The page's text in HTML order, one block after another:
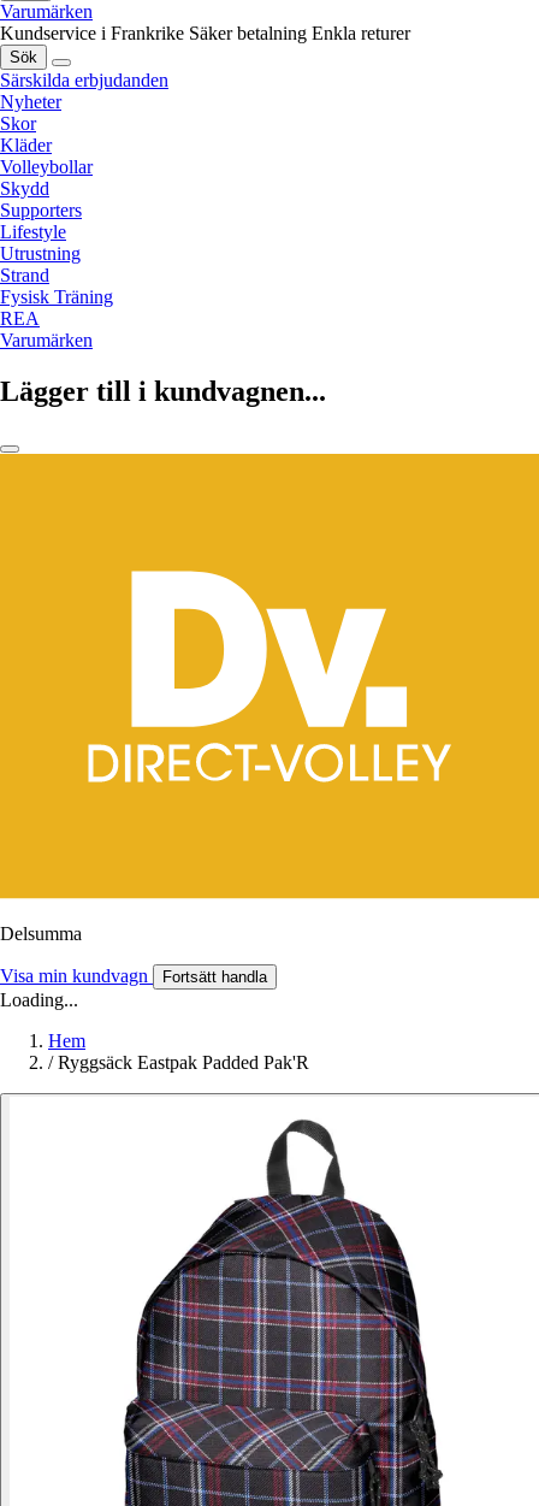
Varumärken
Kundservice i Frankrike Säker betalning Enkla returer
Sök
Särskilda erbjudanden
Nyheter
Skor
Kläder
Volleybollar
Skydd
Supporters
Lifestyle
Utrustning
Strand
Fysisk Träning
REA
Varumärken
Lägger till i kundvagnen...
Delsumma
Visa min kundvagn Fortsätt handla
Loading...
Hem
/ Ryggsäck Eastpak Padded Pak'R